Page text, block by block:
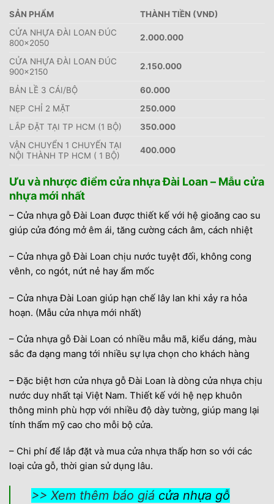
SẢN PHẨM
THÀNH TIỀN (VNĐ)
CỬA NHỰA ĐÀI LOAN ĐÚC
800×2050
2.000.000
CỬA NHỰA ĐÀI LOAN ĐÚC
900×2150
2.150.000
BẢN LỀ 3 CÁI/BỘ
60.000
NẸP CHỈ 2 MẶT
250.000
LẮP ĐẶT TẠI TP HCM (1 BỘ)
350.000
VẬN CHUYỂN 1 CHUYẾN TẠI
NỘI THÀNH TP HCM ( 1 BỘ)
400.000
Ưu và nhược điểm cửa nhựa Đài Loan – Mẫu cửa
nhựa mới nhất
– Cửa nhựa gỗ Đài Loan được thiết kế với hệ gioăng cao su
giúp cửa đóng mở êm ái, tăng cường cách âm, cách nhiệt
– Cửa nhựa gỗ Đài Loan chịu nước tuyệt đối, không cong
vênh, co ngót, nứt nẻ hay ẩm mốc
– Cửa nhựa Đài Loan giúp hạn chế lây lan khi xảy ra hỏa
hoạn. (Mẫu cửa nhựa mới nhất)
– Cửa nhựa gỗ Đài Loan có nhiều mẫu mã, kiểu dáng, màu
sắc đa dạng mang tới nhiều sự lựa chọn cho khách hàng
– Đặc biệt hơn cửa nhựa gỗ Đài Loan là dòng cửa nhựa chịu
nước duy nhất tại Việt Nam. Thiết kế với hệ nẹp khuôn
thông minh phù hợp với nhiều độ dày tường, giúp mang lại
tính thẩm mỹ cao cho mỗi bộ cửa.
– Chi phí để lắp đặt và mua cửa nhựa thấp hơn so với các
loại cửa gỗ, thời gian sử dụng lâu.
>> Xem thêm báo giá cửa nhựa gỗ